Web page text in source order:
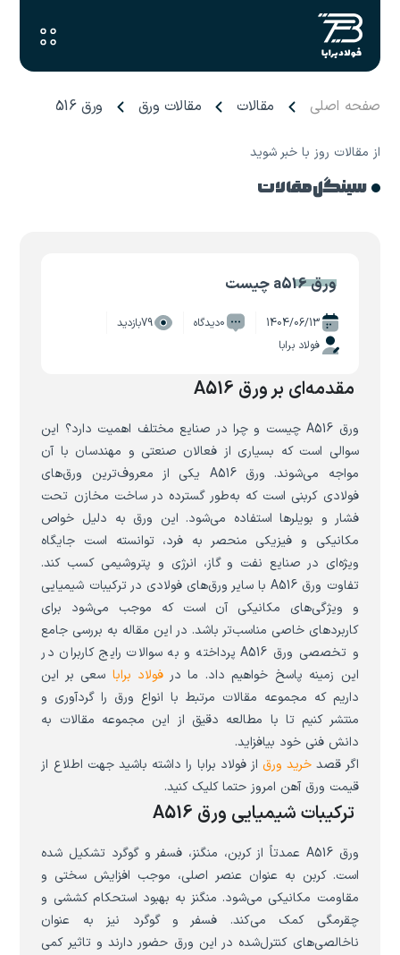
صفحه اصلی مقالات مقالات ورق ورق a516 چیست
از مقالات روز با خبر شوید
سینگل مقالات
ورق a516 چیست
1404/06/13 0دیدگاه
79بازدید
فولاد برابا
مقدمه‌ای بر ورق A516
ورق A516 چیست و چرا در صنایع مختلف اهمیت دارد؟ این
سوالی است که بسیاری از فعالان صنعتی و مهندسان با آن
مواجه می‌شوند. ورق A516 یکی از معروف‌ترین ورق‌های
فولادی کربنی است که به‌طور گسترده در ساخت مخازن تحت
فشار و بویلرها استفاده می‌شود. این ورق به دلیل خواص
مکانیکی و فیزیکی منحصر به فرد، توانسته است جایگاه
ویژه‌ای در صنایع نفت و گاز، انرژی و پتروشیمی کسب کند.
تفاوت ورق A516 با سایر ورق‌های فولادی در ترکیبات شیمیایی
و ویژگی‌های مکانیکی آن است که موجب می‌شود برای
کاربردهای خاصی مناسب‌تر باشد. در این مقاله به بررسی جامع
و تخصصی ورق A516 پرداخته و به سوالات رایج کاربران در
این زمینه پاسخ خواهیم داد. ما در فولاد برابا سعی بر این
داریم که مجموعه مقالات مرتبط با انواع ورق را گردآوری و
منتشر کنیم تا با مطالعه دقیق از این مجموعه مقالات به
دانش فنی خود بیافزاید.
اگر قصد خرید ورقاز فولاد برابا را داشته باشید جهت اطلاع از
قیمت ورق آهن امروز حتما کلیک کنید.
ترکیبات شیمیایی ورق A516
ورق A516 عمدتاً از کربن، منگنز، فسفر و گوگرد تشکیل شده
است. کربن به عنوان عنصر اصلی، موجب افزایش سختی و
مقاومت مکانیکی می‌شود. منگنز به بهبود استحکام کششی و
چقرمگی کمک می‌کند. فسفر و گوگرد نیز به عنوان
ناخالصی‌های کنترل‌شده در این ورق حضور دارند و تاثیر کمی